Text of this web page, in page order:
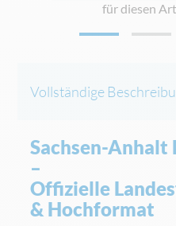
für diesen
Vollständige
Sachsen-Anhalt
–
Offizielle
& Hochformat